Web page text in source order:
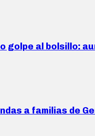
golpe al bolsillo:
a familias de